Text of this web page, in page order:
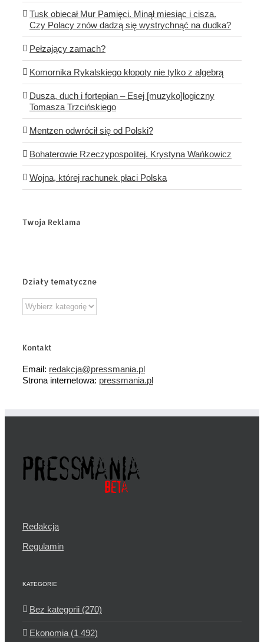
Tusk obiecał Mur Pamięci. Minął miesiąc i cisza.
Czy Polacy znów dadzą się wystrychnąć na dudka?
Pełzający zamach?
Komornika Rykalskiego kłopoty nie tylko z algebrą
Dusza, duch i fortepian – Esej [muzyko]logiczny
Tomasza Trzcińskiego
Mentzen odwrócił się od Polski?
Bohaterowie Rzeczypospolitej. Krystyna Wańkowicz
Wojna, której rachunek płaci Polska
Twoja Reklama
Działy tematyczne
Działy
tematyczne
Kontakt
Email: redakcja@pressmania.pl
Strona internetowa: pressmania.pl
Redakcja
Regulamin
KATEGORIE
Bez kategorii (270)
Ekonomia (1 492)